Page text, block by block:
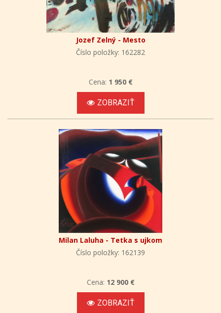
Jozef Zelný - Mesto
Číslo položky: 162282
Cena: 1 950 €
ZOBRAZIŤ
Milan Laluha - Tetka s ujkom
Číslo položky: 162139
Cena: 12 900 €
ZOBRAZIŤ